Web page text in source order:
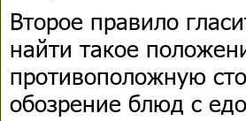
Второе правило
найти такое
противоположную
обозрение блюд с